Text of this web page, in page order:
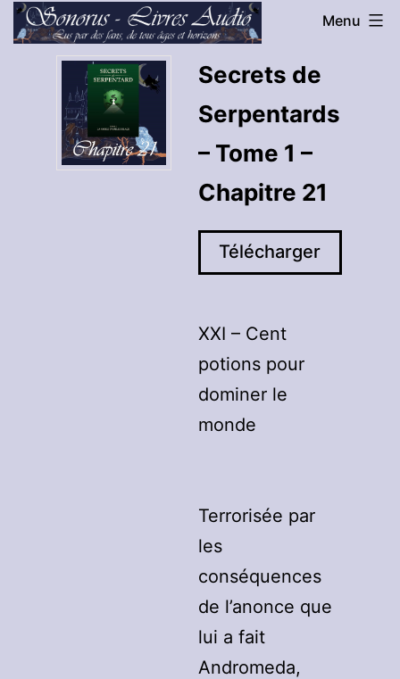
Aller
au
Sonorus
Menu
Secrets de
Serpentards
– Tome 1 –
Chapitre 21
Télécharger
XXI – Cent
potions pour
dominer le
monde
Terrorisée par
les
conséquences
de l’anonce que
lui a fait
Andromeda,